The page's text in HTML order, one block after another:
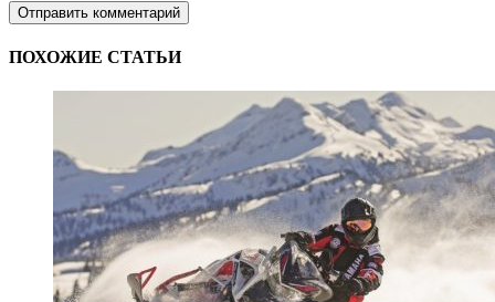
ПОХОЖИЕ СТАТЬИ